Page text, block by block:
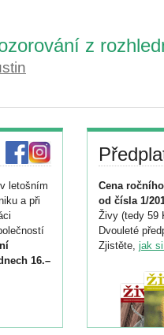
z
letošním
a při
16.–
Cena
od čísla 1/
Živy (tedy 59
Dvouleté
Zjistěte, jak